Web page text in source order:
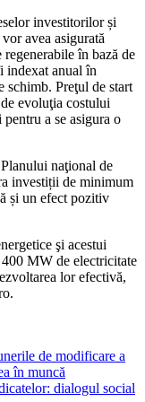
investitori­lor și
avea asi­gurată
în bază de
indexat anual în
schimb. Preţul de start
evoluţia costului
a se asigura o
naţional de
investiții de mi­nimum
și un efect pozitiv
şi acestui
MW de elec­tricitate
lor efectivă,
de modificare a
în muncă
dialogul social